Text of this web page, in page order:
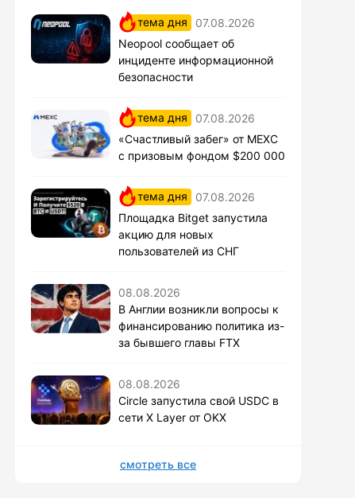
тема дня
07.08.2026
Neopool сообщает об
инциденте информационной
безопасности
тема дня
07.08.2026
«Счастливый забег» от MEXC
с призовым фондом $200 000
тема дня
07.08.2026
Площадка Bitget запустила
акцию для новых
пользователей из СНГ
08.08.2026
В Англии возникли вопросы к
финансированию политика из-
за бывшего главы FTX
08.08.2026
Circle запустила свой USDC в
сети X Layer от OKX
смотреть все